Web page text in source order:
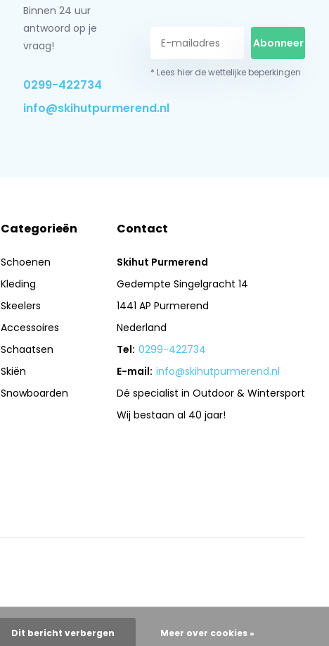
Binnen 24 uur
antwoord op je
vraag!
0299-422734
info@skihutpurmerend.nl
Abonneer
* Lees hier de wettelijke beperkingen
Categorieën
Schoenen
Kleding
Skeelers
Accessoires
Schaatsen
Skiën
Snowboarden
Contact
Skihut Purmerend
Gedempte Singelgracht 14
1441 AP Purmerend
Nederland
Tel: 0299-422734
E-mail: info@skihutpurmerend.nl
Dé specialist in Outdoor & Wintersport
Wij bestaan al 40 jaar!
Dit bericht verbergen Meer over cookies »